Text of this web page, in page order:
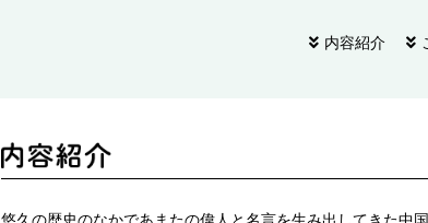
内容紹介